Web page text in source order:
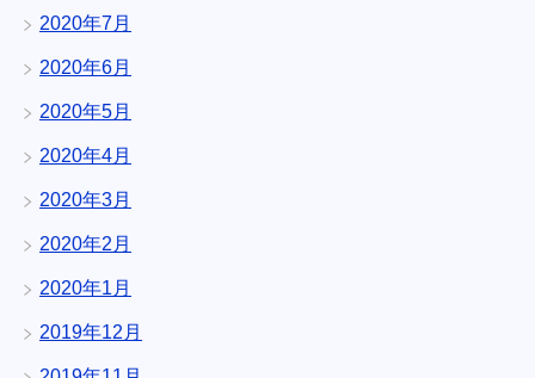
2020年7月
2020年6月
2020年5月
2020年4月
2020年3月
2020年2月
2020年1月
2019年12月